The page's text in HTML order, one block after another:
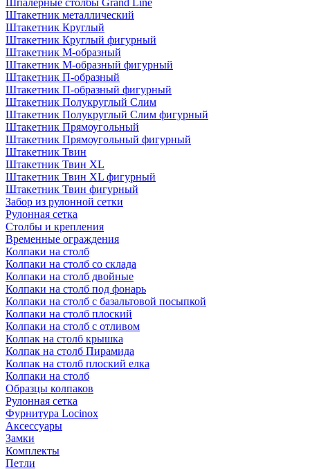
Шпалерные столбы Grand Line
Штакетник металлический
Штакетник Круглый
Штакетник Круглый фигурный
Штакетник М-образный
Штакетник М-образный фигурный
Штакетник П-образный
Штакетник П-образный фигурный
Штакетник Полукруглый Слим
Штакетник Полукруглый Слим фигурный
Штакетник Прямоугольный
Штакетник Прямоугольный фигурный
Штакетник Твин
Штакетник Твин XL
Штакетник Твин XL фигурный
Штакетник Твин фигурный
Забор из рулонной сетки
Рулонная сетка
Столбы и крепления
Временные ограждения
Колпаки на столб
Колпаки на столб со склада
Колпаки на столб двoйные
Колпаки на столб под фонарь
Колпаки на столб с базальтовой посыпкой
Колпаки на столб плоский
Колпаки на столб с отливом
Колпак на столб крышка
Колпак на столб Пирамида
Колпак на столб плоский елка
Колпаки на столб
Образцы колпаков
Рулонная сетка
Фурнитура Locinox
Аксессуары
Замки
Комплекты
Петли